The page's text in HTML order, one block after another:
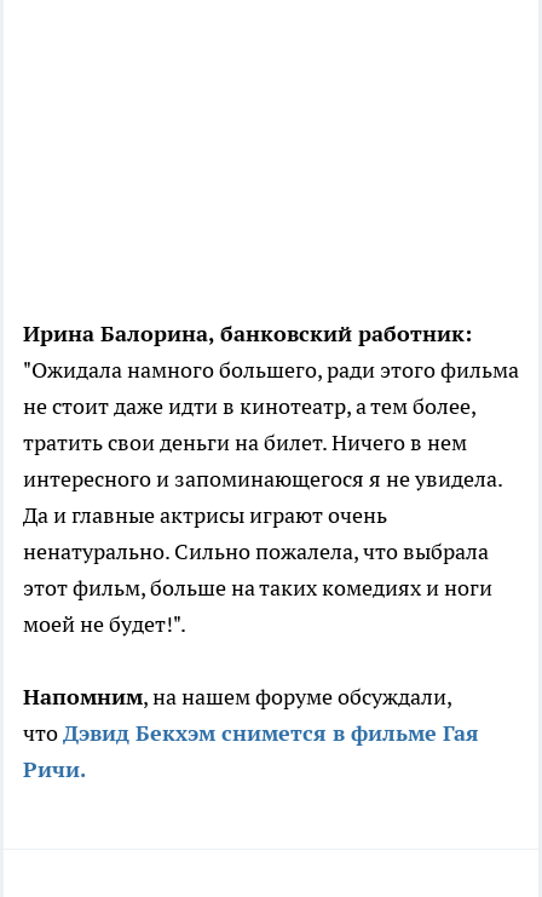
Ирина Балорина, банковский работник:
"Ожидала намного большего, ради этого фильма
не стоит даже идти в кинотеатр, а тем более,
тратить свои деньги на билет. Ничего в нем
интересного и запоминающегося я не увидела.
Да и главные актрисы играют очень
ненатурально. Сильно пожалела, что выбрала
этот фильм, больше на таких комедиях и ноги
моей не будет!".
Напомним, на нашем форуме обсуждали,
чтоДэвид Бекхэм снимется в фильме Гая
Ричи.